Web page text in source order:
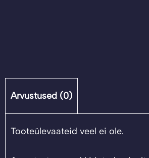
Arvustused (0)
Tooteülevaateid veel ei ole.